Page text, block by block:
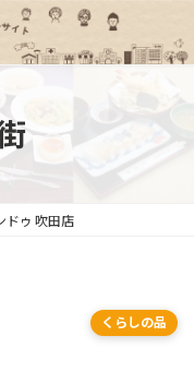
ドゥ 吹田店
くらしの品